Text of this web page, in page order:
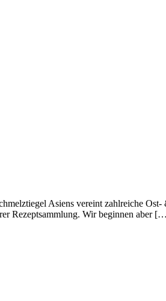
Asiens vereint zahlreiche
Rezeptsammlung. Wir beginnen aber